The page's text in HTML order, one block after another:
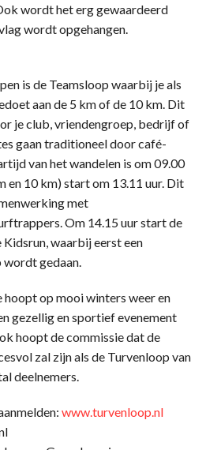
wordt het erg gewaardeerd
wordt opgehangen.
is de Teamsloop waarbij je als
aan de 5 km of de 10 km. Dit
je club, vriendengroep, bedrijf of
gaan traditioneel door café-
van het wandelen is om 09.00
en 10 km) start om 13.11 uur. Dit
met
Om 14.15 uur start de
Kidsrun, waarbij eerst een
gedaan.
op mooi winters weer en
gezellig en sportief evenement
hoopt de commissie dat de
zal zijn als de Turvenloop van
deelnemers.
www.turvenloop.nl